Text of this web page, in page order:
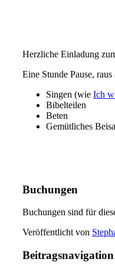
Herzliche Einladung
Eine Stunde Pause,
Singen (wie Ich
Bibelteilen
Beten
Gemütliches
Buchungen
Buchungen sind für
Veröffentlicht von
Beitragsnavigation